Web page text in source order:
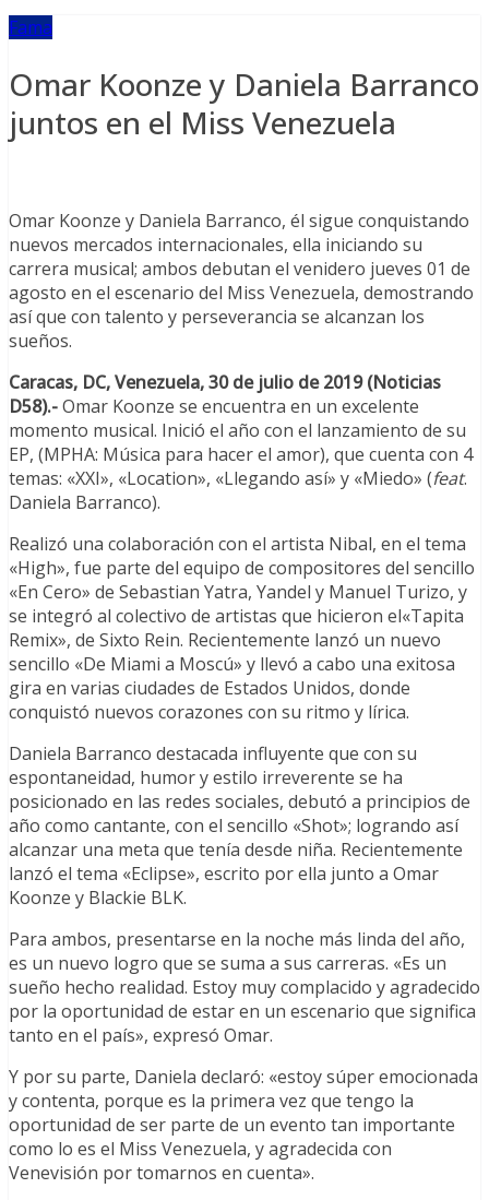
Fama
Omar Koonze y Daniela Barranco
juntos en el Miss Venezuela
Omar Koonze y Daniela Barranco, él sigue conquistando
nuevos mercados internacionales, ella iniciando su
carrera musical; ambos debutan el venidero jueves 01 de
agosto en el escenario del Miss Venezuela, demostrando
así que con talento y perseverancia se alcanzan los
sueños.
Caracas, DC, Venezuela, 30 de julio de 2019 (Noticias
D58).-Omar Koonze se encuentra en un excelente
momento musical. Inició el año con el lanzamiento de su
EP, (MPHA: Música para hacer el amor), que cuenta con 4
temas: «XXI», «Location», «Llegando así» y «Miedo» (feat.
Daniela Barranco).
Realizó una colaboración con el artista Nibal, en el tema
«High», fue parte del equipo de compositores del sencillo
«En Cero» de Sebastian Yatra, Yandel y Manuel Turizo, y
se integró al colectivo de artistas que hicieron el«Tapita
Remix», de Sixto Rein. Recientemente lanzó un nuevo
sencillo «De Miami a Moscú» y llevó a cabo una exitosa
gira en varias ciudades de Estados Unidos, donde
conquistó nuevos corazones con su ritmo y lírica.
Daniela Barranco destacada influyente que con su
espontaneidad, humor y estilo irreverente se ha
posicionado en las redes sociales, debutó a principios de
año como cantante, con el sencillo «Shot»; logrando así
alcanzar una meta que tenía desde niña. Recientemente
lanzó el tema «Eclipse», escrito por ella junto a Omar
Koonze y Blackie BLK.
Para ambos, presentarse en la noche más linda del año,
es un nuevo logro que se suma a sus carreras. «Es un
sueño hecho realidad. Estoy muy complacido y agradecido
por la oportunidad de estar en un escenario que significa
tanto en el país», expresó Omar.
Y por su parte, Daniela declaró: «estoy súper emocionada
y contenta, porque es la primera vez que tengo la
oportunidad de ser parte de un evento tan importante
como lo es el Miss Venezuela, y agradecida con
Venevisión por tomarnos en cuenta».